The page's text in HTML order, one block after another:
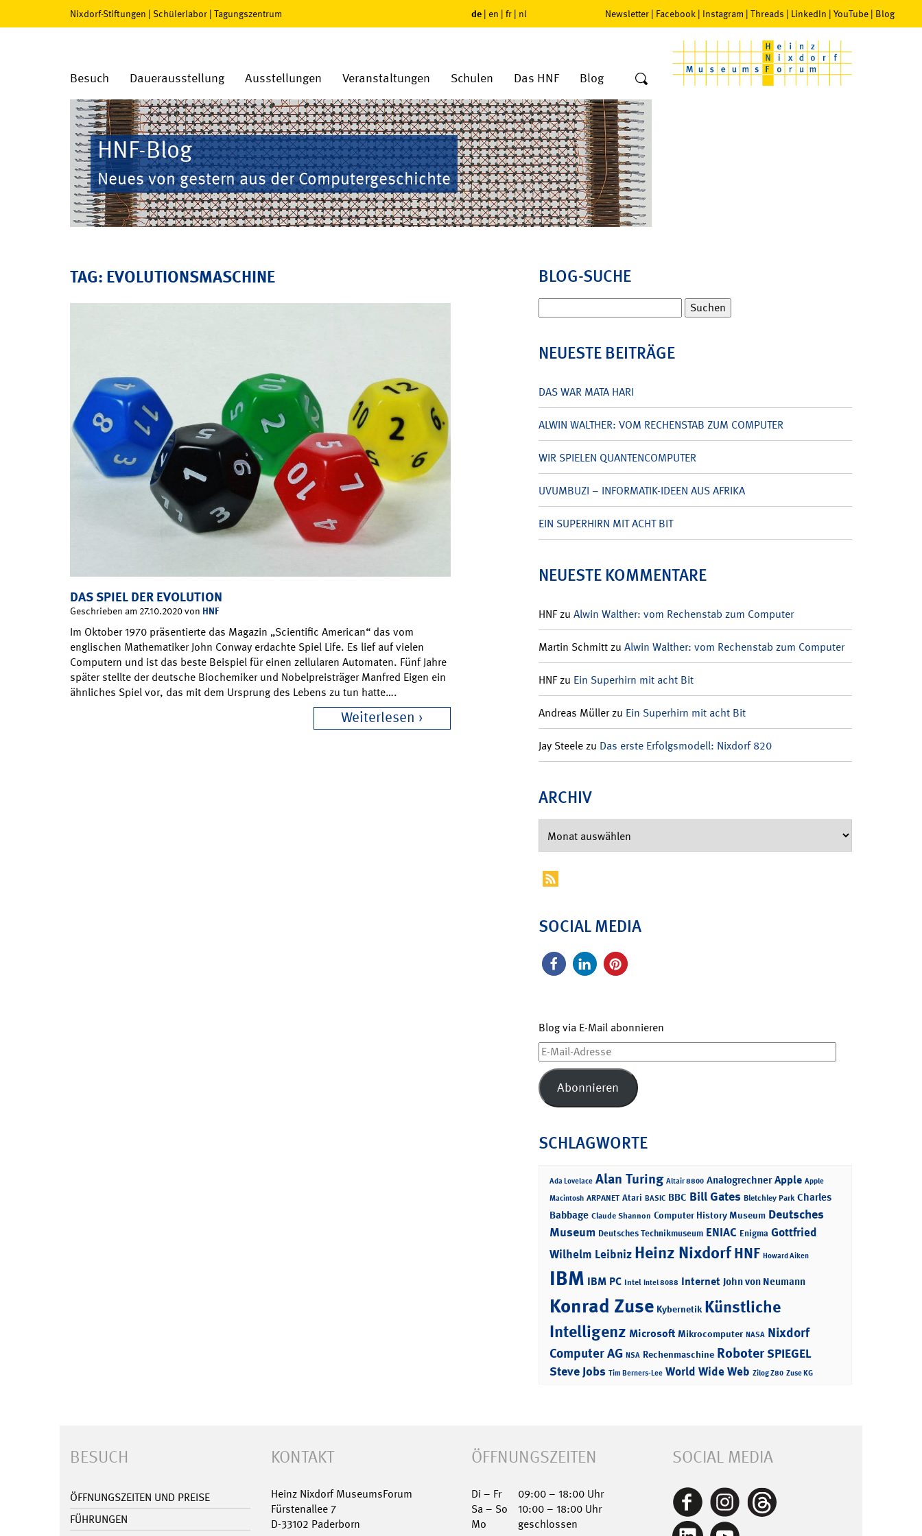
Nixdorf-Stiftungen | Schülerlabor | Tagungszentrum de | en | fr | nl Newsletter | Facebook | Instagram | Threads | LinkedIn | YouTube | Blog
Besuch Dauerausstellung Ausstellungen Veranstaltungen Schulen Das HNF Blog
HNF-Blog
Neues von gestern aus der Computergeschichte
TAG: EVOLUTIONSMASCHINE
DAS SPIEL DER EVOLUTION
Geschrieben am 27.10.2020 von HNF
Im Oktober 1970 präsentierte das Magazin „Scientific American“ das vom
englischen Mathematiker John Conway erdachte Spiel Life. Es lief auf vielen
Computern und ist das beste Beispiel für einen zellularen Automaten. Fünf Jahre
später stellte der deutsche Biochemiker und Nobelpreisträger Manfred Eigen ein
ähnliches Spiel vor, das mit dem Ursprung des Lebens zu tun hatte….
Weiterlesen
BLOG-SUCHE
nach:
NEUESTE BEITRÄGE
DAS WAR MATA HARI
ALWIN WALTHER: VOM RECHENSTAB ZUM COMPUTER
WIR SPIELEN QUANTENCOMPUTER
UVUMBUZI – INFORMATIK-IDEEN AUS AFRIKA
EIN SUPERHIRN MIT ACHT BIT
NEUESTE KOMMENTARE
HNFzu Alwin Walther: vom Rechenstab zum Computer
Martin Schmittzu Alwin Walther: vom Rechenstab zum Computer
HNFzu Ein Superhirn mit acht Bit
Andreas Müllerzu Ein Superhirn mit acht Bit
Jay Steelezu Das erste Erfolgsmodell: Nixdorf 820
ARCHIV
SOCIAL MEDIA
Blog via E-Mail abonnieren
E-
Mail-
Adresse
Abonnieren
SCHLAGWORTE
Ada Lovelace Alan Turing Altair 8800 Analogrechner Apple Apple
Macintosh ARPANET Atari BASIC BBC Bill Gates Bletchley Park Charles
Babbage Claude Shannon Computer History Museum Deutsches
Museum Deutsches Technikmuseum ENIAC Enigma Gottfried
Wilhelm Leibniz Heinz NixdorfHNF Howard Aiken
IBM IBM PC Intel Intel 8088 Internet John von Neumann
Konrad Zuse Kybernetik Künstliche
Intelligenz Microsoft Mikrocomputer NASA Nixdorf
Computer AG NSA Rechenmaschine RoboterSPIEGEL
Steve Jobs Tim Berners-Lee World Wide Web Zilog Z80 Zuse KG
BESUCH
ÖFFNUNGSZEITEN UND PREISE
FÜHRUNGEN
KONTAKT
Heinz Nixdorf MuseumsForum
Fürstenallee 7
D-33102 Paderborn
ÖFFNUNGSZEITEN
Di – Fr
09:00 – 18:00 Uhr
Sa – So
10:00 – 18:00 Uhr
Mo
geschlossen
SOCIAL MEDIA